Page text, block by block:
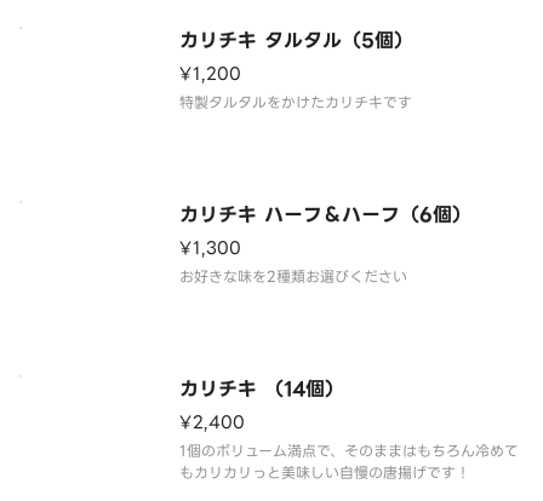
カリチキ タルタル（5個）
¥1,200
特製タルタルをかけたカリチキです
カリチキ ハーフ＆ハーフ（6個）
¥1,300
お好きな味を2種類お選びください
カリチキ （14個）
¥2,400
1個のボリューム満点で、そのままはもちろん冷めて
もカリカリっと美味しい自慢の唐揚げです！